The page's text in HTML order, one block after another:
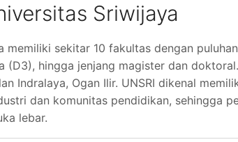
Sriwijaya
memiliki sekitar 10 fakultas dengan
(D3), hingga jenjang magister dan
Indralaya, Ogan Ilir. UNSRI dikenal
dan komunitas pendidikan, sehingga
lebar.